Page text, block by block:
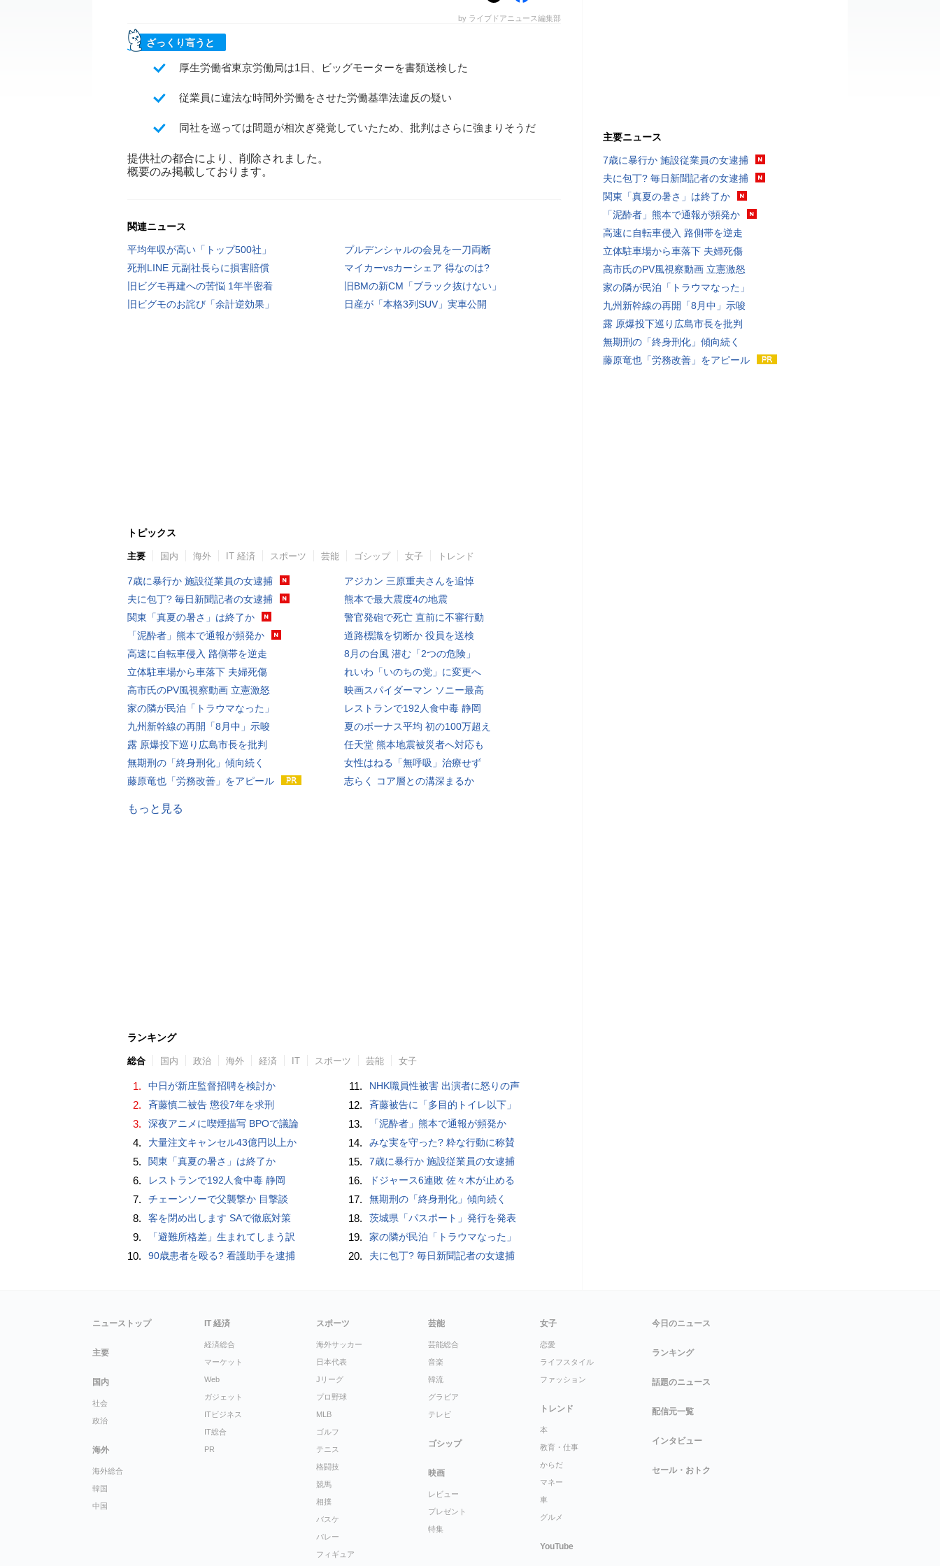
by ライブドアニュース編集部
ざっくり言うと
厚生労働省東京労働局は1日、ビッグモーターを書類送検した
従業員に違法な時間外労働をさせた労働基準法違反の疑い
同社を巡っては問題が相次ぎ発覚していたため、批判はさらに強まりそうだ
提供社の都合により、削除されました。
概要のみ掲載しております。
関連ニュース
平均年収が高い「トップ500社」
プルデンシャルの会見を一刀両断
死刑LINE 元副社長らに損害賠償
マイカーvsカーシェア 得なのは?
旧ビグモ再建への苦悩 1年半密着
旧BMの新CM「ブラック抜けない」
旧ビグモのお詫び「余計逆効果」
日産が「本格3列SUV」実車公開
トピックス
主要 国内 海外 IT 経済 スポーツ 芸能 ゴシップ 女子 トレンド
7歳に暴行か 施設従業員の女逮捕
夫に包丁? 毎日新聞記者の女逮捕
関東「真夏の暑さ」は終了か
「泥酔者」熊本で通報が頻発か
高速に自転車侵入 路側帯を逆走
立体駐車場から車落下 夫婦死傷
高市氏のPV風視察動画 立憲激怒
家の隣が民泊「トラウマなった」
九州新幹線の再開「8月中」示唆
露 原爆投下巡り広島市長を批判
無期刑の「終身刑化」傾向続く
藤原竜也「労務改善」をアピール
アジカン 三原重夫さんを追悼
熊本で最大震度4の地震
警官発砲で死亡 直前に不審行動
道路標識を切断か 役員を送検
8月の台風 潜む「2つの危険」
れいわ「いのちの党」に変更へ
映画スパイダーマン ソニー最高
レストランで192人食中毒 静岡
夏のボーナス平均 初の100万超え
任天堂 熊本地震被災者へ対応も
女性はねる「無呼吸」治療せず
志らく コア層との溝深まるか
もっと見る
ランキング
総合 国内 政治 海外 経済 IT スポーツ 芸能 女子
1. 中日が新庄監督招聘を検討か
2. 斉藤慎二被告 懲役7年を求刑
3. 深夜アニメに喫煙描写 BPOで議論
4. 大量注文キャンセル43億円以上か
5. 関東「真夏の暑さ」は終了か
6. レストランで192人食中毒 静岡
7. チェーンソーで父襲撃か 目撃談
8. 客を閉め出します SAで徹底対策
9. 「避難所格差」生まれてしまう訳
10. 90歳患者を殴る? 看護助手を逮捕
11. NHK職員性被害 出演者に怒りの声
12. 斉藤被告に「多目的トイレ以下」
13. 「泥酔者」熊本で通報が頻発か
14. みな実を守った? 粋な行動に称賛
15. 7歳に暴行か 施設従業員の女逮捕
16. ドジャース6連敗 佐々木が止める
17. 無期刑の「終身刑化」傾向続く
18. 茨城県「パスポート」発行を発表
19. 家の隣が民泊「トラウマなった」
20. 夫に包丁? 毎日新聞記者の女逮捕
主要ニュース
7歳に暴行か 施設従業員の女逮捕
夫に包丁? 毎日新聞記者の女逮捕
関東「真夏の暑さ」は終了か
「泥酔者」熊本で通報が頻発か
高速に自転車侵入 路側帯を逆走
立体駐車場から車落下 夫婦死傷
高市氏のPV風視察動画 立憲激怒
家の隣が民泊「トラウマなった」
九州新幹線の再開「8月中」示唆
露 原爆投下巡り広島市長を批判
無期刑の「終身刑化」傾向続く
藤原竜也「労務改善」をアピール
ニューストップ
主要
国内
社会
政治
海外
海外総合
韓国
中国
IT 経済
経済総合
マーケット
Web
ガジェット
ITビジネス
IT総合
PR
スポーツ
海外サッカー
日本代表
Jリーグ
プロ野球
MLB
ゴルフ
テニス
格闘技
競馬
相撲
バスケ
バレー
フィギュア
芸能
芸能総合
音楽
韓流
グラビア
テレビ
ゴシップ
映画
レビュー
プレゼント
特集
女子
恋愛
ライフスタイル
ファッション
トレンド
本
教育・仕事
からだ
マネー
車
グルメ
YouTube
今日のニュース
ランキング
話題のニュース
配信元一覧
インタビュー
セール・おトク